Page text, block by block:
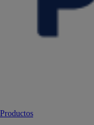
Productos